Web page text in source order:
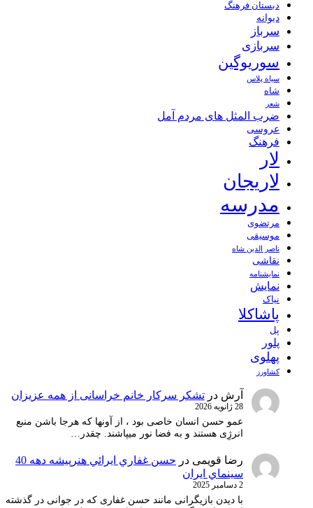
دبستان فرهنگ
دیوانه
سرباز
سربازی
سوریوگین
سیاه پلاس
شاه
شعر
ضرب المثل های مردم آمل
عروسی
فرهنگ
لار
لاریجان
مدرسه
مرتضوی
موسیقی
ناصر الدین شاه
نقاشی
نمايشنامه
نمایش
نیاک
پاشاکلا
پل
پلور
پهلوی
کشاورز
آرش در تشکر سرکار خانم خراسانی از همه عزیزان
28 ژانویه 2026
عمو حسن انسان خاصی بود ، از آونها که هرجا باشن منبع
انرژِی هستند و به فضا نور میپاشند. چقدر…
رضا قویمی در
حسن غفاري ايرائي هنرپيشه دهه 40
سينماي ايران
2 دسامبر 2025
با دیدن بازیگرانی مانند حسن غفاری که در جوانی در گذشته